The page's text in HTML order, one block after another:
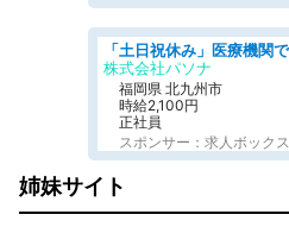
株式会社パソナ
福岡県 北九州市
時給2,100円
正社員
スポンサー：求人ボックス
姉妹サイト